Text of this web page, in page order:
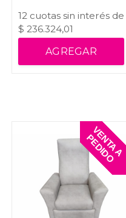
12 cuotas sin interés de
$ 236.324,01
AGREGAR
V
E
N
T
A
A
P
E
D
I
D
O